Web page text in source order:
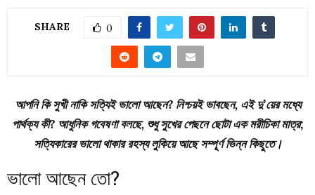
SHARE 0
আপনি কি সুখী নাকি সত্যিই ভালো আছেন? নিশ্চয়ই ভাবছেন, এই দু’য়ের মধ্যে
পার্থক্য কী? আধুনিক গবেষণা বলছে, শুধু সুখের পেছনে ছোটা এক মরীচিকা মাত্র;
সত্যিকারের ভালো থাকার রহস্য লুকিয়ে আছে সম্পূর্ণ ভিন্ন কিছুতে।
ভালো আছেন তো?